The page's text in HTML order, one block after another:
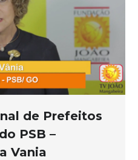
de Prefeitos
PSB –
Vania